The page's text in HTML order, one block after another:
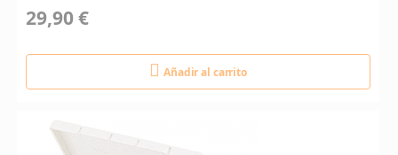
29,90 €
Añadir al carrito